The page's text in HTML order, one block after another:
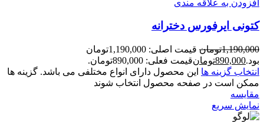
افزودن به علاقه مندی
کتونی ایرفورس دخترانه
1,190,000تومان
قیمت اصلی: 1,190,000تومان
بود.890,000تومانقیمت فعلی: 890,000تومان.
انتخاب گزینه ها این محصول دارای انواع مختلفی می باشد. گزینه ها
ممکن است در صفحه محصول انتخاب شوند
مقايسه
نمایش سریع